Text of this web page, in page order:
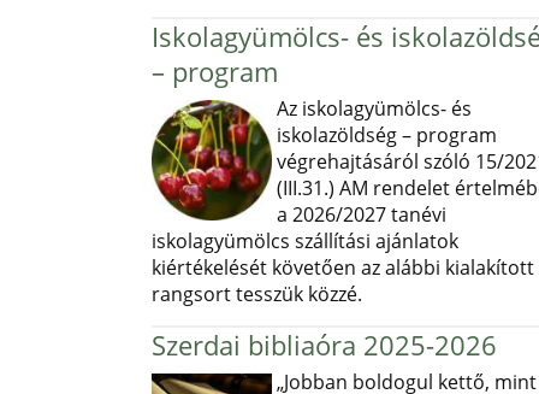
Iskolagyümölcs- és
– program
Az iskolagyümölcs- és
iskolazöldség – program
végrehajtásáról szóló 15/
(III.31.) AM rendelet
a 2026/2027 tanévi
iskolagyümölcs szállítási ajánlatok
kiértékelését követően az alábbi kialakított
rangsort tesszük közzé.
Szerdai bibliaóra 2025-2026
„Jobban boldogul kettő, mint